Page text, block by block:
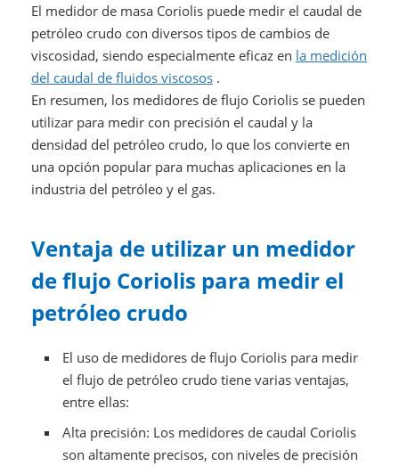
El medidor de masa Coriolis puede medir el caudal de
petróleo crudo con diversos tipos de cambios de
viscosidad, siendo especialmente eficaz en la medición
del caudal de fluidos viscosos.
En resumen, los medidores de flujo Coriolis se pueden
utilizar para medir con precisión el caudal y la
densidad del petróleo crudo, lo que los convierte en
una opción popular para muchas aplicaciones en la
industria del petróleo y el gas.
Ventaja de utilizar un medidor
de flujo Coriolis para medir el
petróleo crudo
El uso de medidores de flujo Coriolis para medir
el flujo de petróleo crudo tiene varias ventajas,
entre ellas:
Alta precisión: Los medidores de caudal Coriolis
son altamente precisos, con niveles de precisión